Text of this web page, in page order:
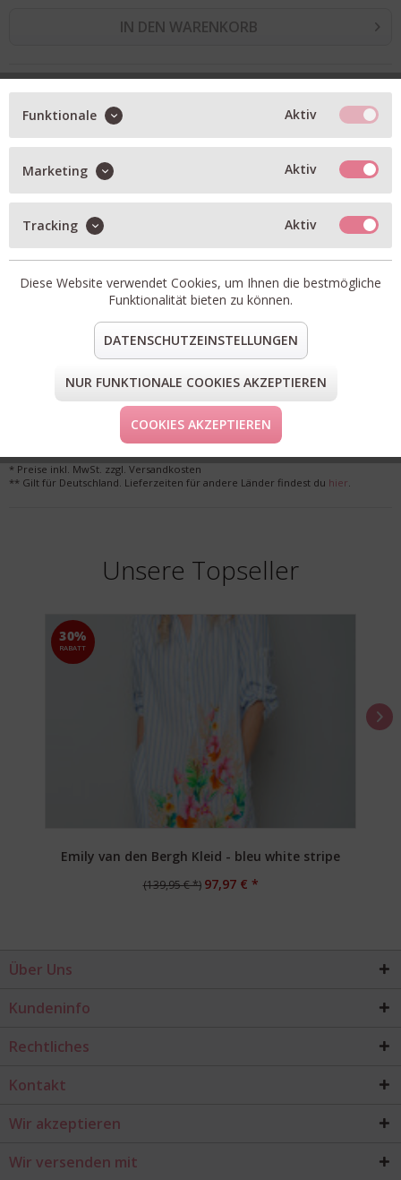
IN DEN WARENKORB
BESCHREIBUNG
Basic-Sweatshirt in breeze blue
aus Bio-Baumwolle
reguläre Passform mit regulärer Länge
abfallende Schulterpartie
Logo-Gummidruck auf der Vorderseite
Artikel-Nr.:
C95221-47V-13-552
Material:
100% Bio-Baumwolle
FORM & GRÖSSE
LIEFERUNG & KOSTENLOSE RETOURE
* Preise inkl. MwSt. zzgl. Versandkosten
** Gilt für Deutschland. Lieferzeiten für andere Länder findest du hier.
Unsere Topseller
30%
RABATT
Emily van den Bergh Kleid - bleu white stripe
(139,95 € *) 97,97 € *
Über Uns
Kundeninfo
Rechtliches
Kontakt
Wir akzeptieren
Wir versenden mit
Funktionale Aktiv
Marketing Aktiv
Tracking Aktiv
Diese Website verwendet Cookies, um Ihnen die bestmögliche
Funktionalität bieten zu können.
DATENSCHUTZEINSTELLUNGEN
NUR FUNKTIONALE COOKIES AKZEPTIEREN
COOKIES AKZEPTIEREN